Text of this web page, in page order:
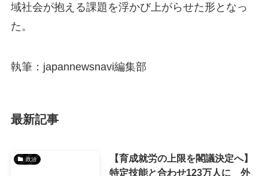
域社会が抱える課題を浮かび上がらせた形となっ
た。
執筆：japannewsnavi編集部
最新記事
政治
【育成就労の上限を閣議決定へ】
特定技能と合わせ123万人に 外